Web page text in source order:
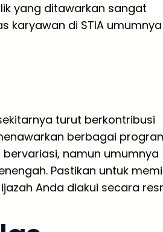
yang ditawarkan sangat
karyawan di STIA umumnya
turut berkontribusi
berbagai
namun umumnya
Pastikan untuk
Anda diakui secara